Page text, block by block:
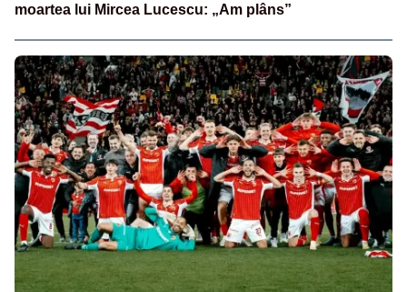
moartea lui Mircea Lucescu: „Am plâns”